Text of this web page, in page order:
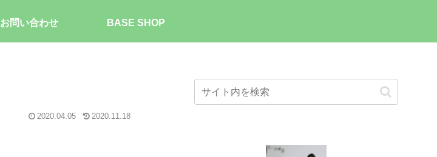
お問い合わせ BASE SHOP
2020.04.05 2020.11.18